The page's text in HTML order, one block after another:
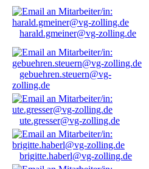
harald.gmeiner@vg-zolling.de
gebuehren.steuern@vg-
zolling.de
ute.gresser@vg-zolling.de
brigitte.haberl@vg-zolling.de